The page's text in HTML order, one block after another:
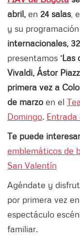
abril, en 24 salas,
y su
internacionales,
presentamos
Vivaldi, Ástor
primera vez a
de marzo en el
Domingo. Entrada
Te puede
emblemáticos de
San Valentín
Agéndate y
por primera vez en
espectáculo
familiar.